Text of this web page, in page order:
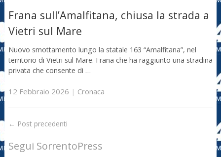
Frana sull’Amalfitana, chiusa la strada a
Vietri sul Mare
Nuovo smottamento lungo la statale 163 “Amalfitana”, nel
territorio di Vietri sul Mare. Frana che ha raggiunto una stradina
privata che consente di …
12 Febbraio 2026 | Cronaca
← Post precedenti
Segui SorrentoPress